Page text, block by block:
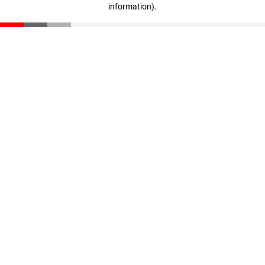
information).